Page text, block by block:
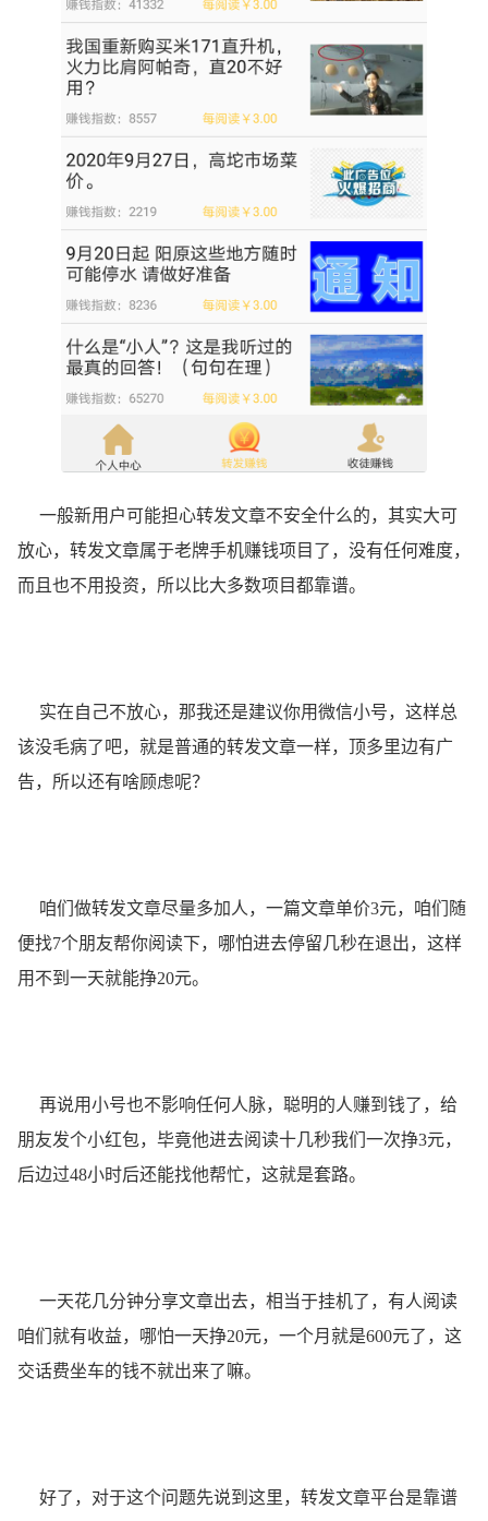
一般新用户可能担心转发文章不安全什么的，其实大可
放心，转发文章属于老牌手机赚钱项目了，没有任何难度，
而且也不用投资，所以比大多数项目都靠谱。
实在自己不放心，那我还是建议你用微信小号，这样总
该没毛病了吧，就是普通的转发文章一样，顶多里边有广
告，所以还有啥顾虑呢？
咱们做转发文章尽量多加人，一篇文章单价3元，咱们随
便找7个朋友帮你阅读下，哪怕进去停留几秒在退出，这样
用不到一天就能挣20元。
再说用小号也不影响任何人脉，聪明的人赚到钱了，给
朋友发个小红包，毕竟他进去阅读十几秒我们一次挣3元，
后边过48小时后还能找他帮忙，这就是套路。
一天花几分钟分享文章出去，相当于挂机了，有人阅读
咱们就有收益，哪怕一天挣20元，一个月就是600元了，这
交话费坐车的钱不就出来了嘛。
好了，对于这个问题先说到这里，转发文章平台是靠谱